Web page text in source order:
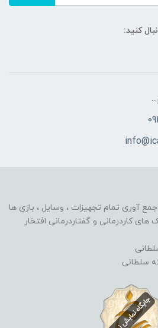
کنید:
آوری تمام تجهیزات ، وسایل ، بازی ها
کاردرمانی و گفتاردرمانی افتخار
سلطانی